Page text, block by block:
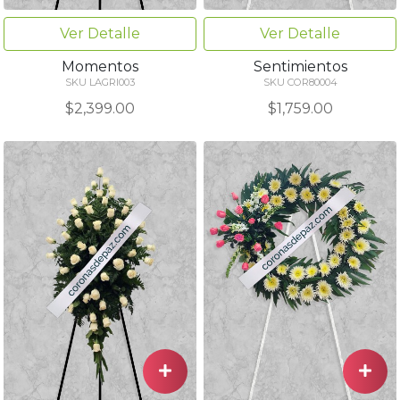
Ver Detalle
Momentos
SKU LAGRI003
$2,399.00
Ver Detalle
Sentimientos
SKU COR80004
$1,759.00